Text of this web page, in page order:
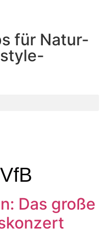
für Natur-
VfB
Das große